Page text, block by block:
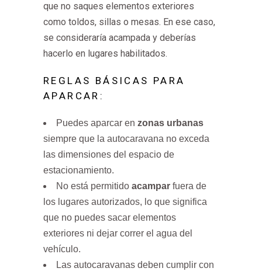
que no saques elementos exteriores
como toldos, sillas o mesas. En ese caso,
se consideraría acampada y deberías
hacerlo en lugares habilitados.
REGLAS BÁSICAS PARA
APARCAR:
Puedes aparcar en zonas urbanas
siempre que la autocaravana no exceda
las dimensiones del espacio de
estacionamiento.
No está permitido acampar fuera de
los lugares autorizados, lo que significa
que no puedes sacar elementos
exteriores ni dejar correr el agua del
vehículo.
Las autocaravanas deben cumplir con